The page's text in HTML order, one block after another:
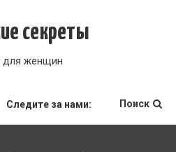
секреты
для женщин
Следите за нами: Поиск